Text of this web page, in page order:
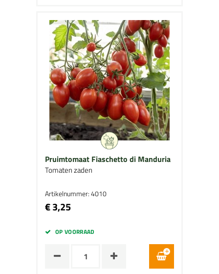
Pruimtomaat Fiaschetto di Manduria
Tomaten zaden
Artikelnummer: 4010
€ 3,25
OP VOORRAAD